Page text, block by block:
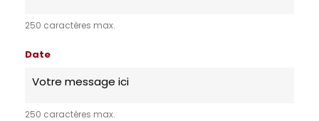
250 caractères max.
Date
250 caractères max.